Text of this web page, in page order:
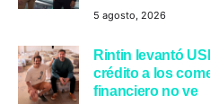
5 agosto, 2026
Rintin levantó
crédito a los
financiero no ve